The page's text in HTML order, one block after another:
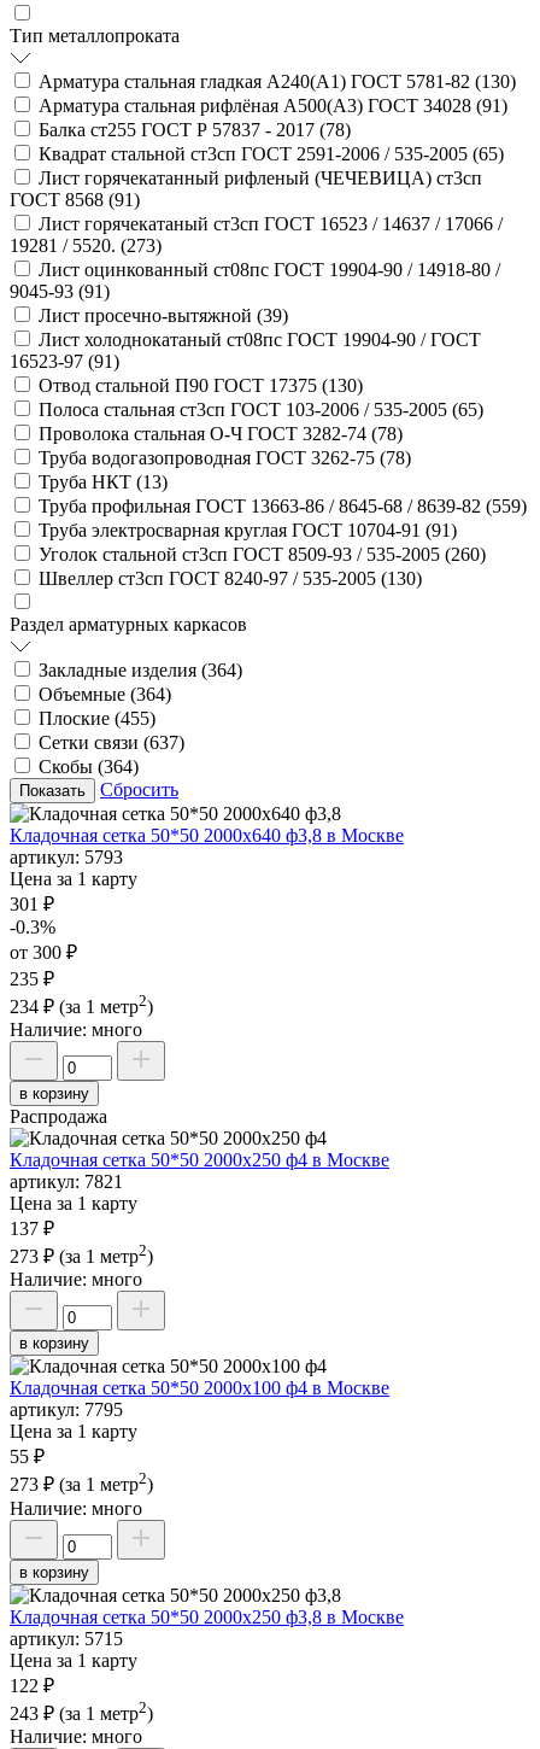
Тип металлопроката
Арматура стальная гладкая А240(А1) ГОСТ 5781-82 (130)
Арматура стальная рифлёная А500(А3) ГОСТ 34028 (91)
Балка ст255 ГОСТ Р 57837 - 2017 (78)
Квадрат стальной ст3сп ГОСТ 2591-2006 / 535-2005 (65)
Лист горячекатанный рифленый (ЧЕЧЕВИЦА) ст3сп
ГОСТ 8568 (91)
Лист горячекатаный ст3сп ГОСТ 16523 / 14637 / 17066 /
19281 / 5520. (273)
Лист оцинкованный ст08пс ГОСТ 19904-90 / 14918-80 /
9045-93 (91)
Лист просечно-вытяжной (39)
Лист холоднокатаный ст08пс ГОСТ 19904-90 / ГОСТ
16523-97 (91)
Отвод стальной П90 ГОСТ 17375 (130)
Полоса стальная ст3сп ГОСТ 103-2006 / 535-2005 (65)
Проволока стальная О-Ч ГОСТ 3282-74 (78)
Труба водогазопроводная ГОСТ 3262-75 (78)
Труба НКТ (13)
Труба профильная ГОСТ 13663-86 / 8645-68 / 8639-82 (559)
Труба электросварная круглая ГОСТ 10704-91 (91)
Уголок стальной ст3сп ГОСТ 8509-93 / 535-2005 (260)
Швеллер ст3сп ГОСТ 8240-97 / 535-2005 (130)
Раздел арматурных каркасов
Закладные изделия (364)
Объемные (364)
Плоские (455)
Сетки связи (637)
Скобы (364)
Сбросить
Кладочная сетка 50*50 2000х640 ф3,8 в Москве
артикул: 5793
Цена за 1 карту
301 ₽
-0.3%
от 300 ₽
235 ₽
234 ₽ (за 1 метр2)
Наличие: много
в корзину
Распродажа
Кладочная сетка 50*50 2000х250 ф4 в Москве
артикул: 7821
Цена за 1 карту
137 ₽
273 ₽ (за 1 метр2)
Наличие: много
в корзину
Кладочная сетка 50*50 2000х100 ф4 в Москве
артикул: 7795
Цена за 1 карту
55 ₽
273 ₽ (за 1 метр2)
Наличие: много
в корзину
Кладочная сетка 50*50 2000х250 ф3,8 в Москве
артикул: 5715
Цена за 1 карту
122 ₽
243 ₽ (за 1 метр2)
Наличие: много